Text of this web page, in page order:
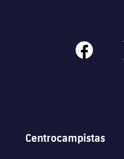
facebook
Centrocampistas